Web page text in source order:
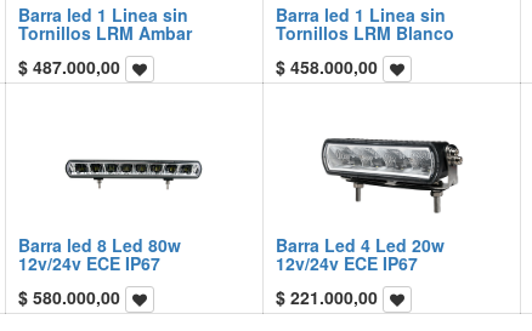
Barra led 1 Linea sin
Tornillos LRM Ambar
$ 487.000,00
Barra led 1 Linea sin
Tornillos LRM Blanco
$ 458.000,00
Barra led 8 Led 80w
12v/24v ECE IP67
$ 580.000,00
Barra Led 4 Led 20w
12v/24v ECE IP67
$ 221.000,00